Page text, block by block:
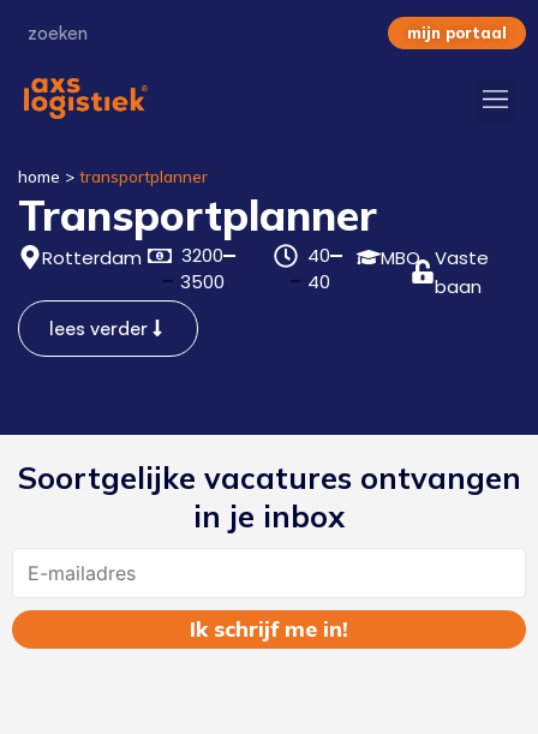
mijn portaal
home > transportplanner
Transportplanner
Rotterdam
3200
3500
40
40
MBO Vaste
baan
lees verder
Soortgelijke vacatures ontvangen
in je inbox